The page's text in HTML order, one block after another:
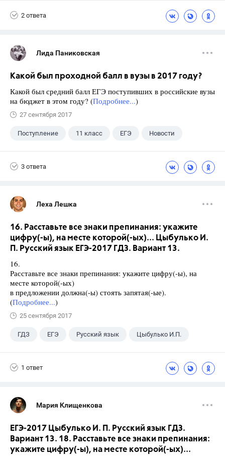
2 ответа
Лида Паниковская
Какой был проходной балл в вузы в 2017 году?
Какой был средний балл ЕГЭ поступивших в российские вузы
на бюджет в этом году? (Подробнее...)
27 сентября 2017
Поступление 11 класс ЕГЭ Новости
3 ответа
Леха Лешка
16. Расставьте все знаки препинания: укажите
цифру(-ы), на месте которой(-ых)... Цыбулько И.
П. Русский язык ЕГЭ-2017 ГДЗ. Вариант 13.
16.
Расставьте все знаки препинания: укажите цифру(-ы), на
месте которой(-ых)
в предложении должна(-ы) стоять запятая(-ые).
(Подробнее...)
25 сентября 2017
ГДЗ ЕГЭ Русский язык Цыбулько И.П.
1 ответ
Мария Клищенкова
ЕГЭ-2017 Цыбулько И. П. Русский язык ГДЗ.
Вариант 13. 18. Расставьте все знаки препинания:
укажите цифру(-ы), на месте которой(-ых)...